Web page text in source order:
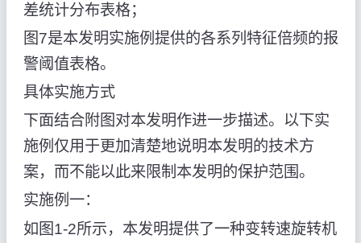
差统计分布表格；
图7是本发明实施例提供的各系列特征倍频的报
警阈值表格。
具体实施方式
下面结合附图对本发明作进一步描述。以下实
施例仅用于更加清楚地说明本发明的技术方
案，而不能以此来限制本发明的保护范围。
实施例一：
如图1-2所示，本发明提供了一种变转速旋转机